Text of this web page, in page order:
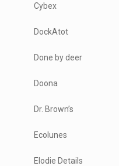
Cybex
DockAtot
Done by deer
Doona
Dr. Brown’s
Ecolunes
Elodie Details